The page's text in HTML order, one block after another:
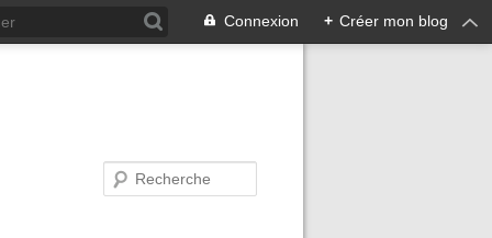
Connexion + Créer mon blog